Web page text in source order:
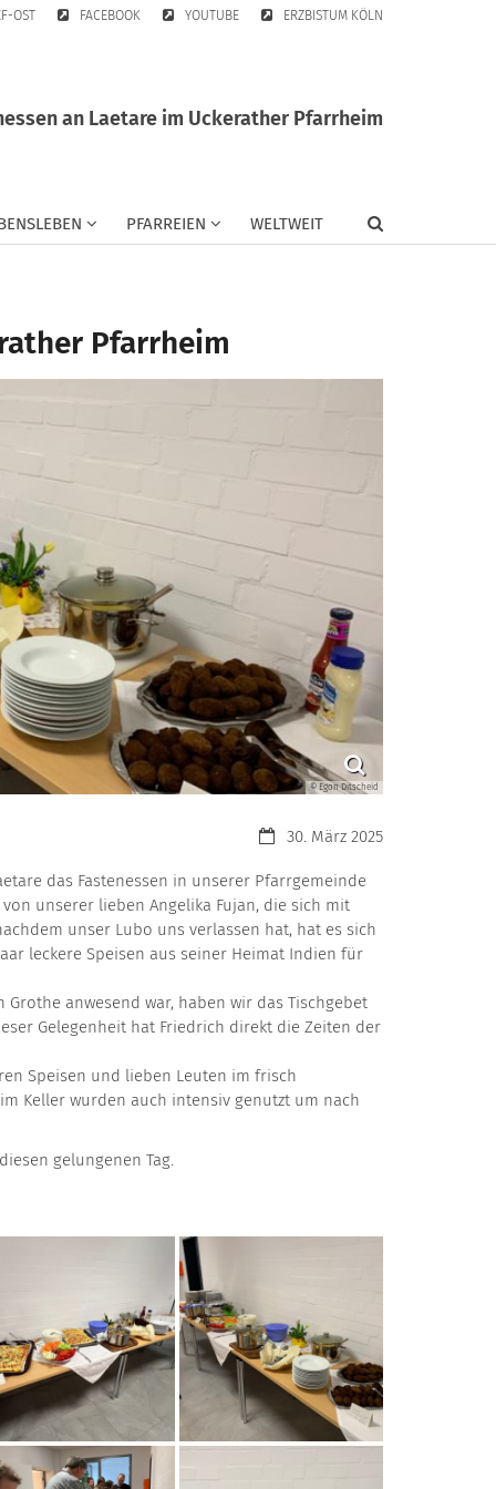
OST FACEBOOK YOUTUBE ERZBISTUM KÖLN
an Laetare im Uckerather Pfarrheim
PFARREIEN WELTWEIT
Pfarrheim
© Egon Ditscheid
Datum:30. März 2025
das Fastenessen in unserer Pfarrgemeinde
unserer lieben Angelika Fujan, die sich mit
unser Lubo uns verlassen hat, hat es sich
leckere Speisen aus seiner Heimat Indien für
anwesend war, haben wir das Tischgebet
Gelegenheit hat Friedrich direkt die Zeiten der
Speisen und lieben Leuten im frisch
Keller wurden auch intensiv genutzt um nach
gelungenen Tag.